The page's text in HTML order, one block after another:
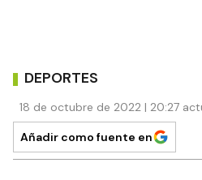
DEPORTES
18 de octubre de 2022 | 20:27
Añadir como fuente en